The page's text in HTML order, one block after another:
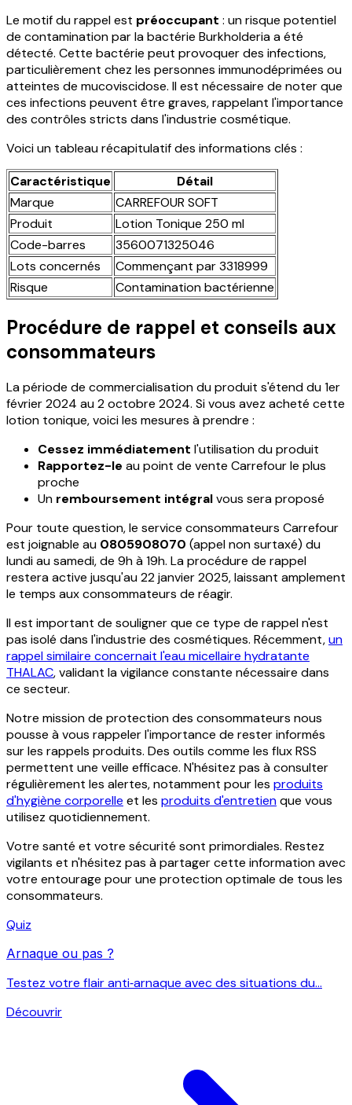
Le motif du rappel est préoccupant : un risque potentiel
de contamination par la bactérie Burkholderia a été
détecté. Cette bactérie peut provoquer des infections,
particulièrement chez les personnes immunodéprimées ou
atteintes de mucoviscidose. Il est nécessaire de noter que
ces infections peuvent être graves, rappelant l'importance
des contrôles stricts dans l'industrie cosmétique.
Voici un tableau récapitulatif des informations clés :
Caractéristique
Détail
Marque
CARREFOUR SOFT
Produit
Lotion Tonique 250 ml
Code-barres
3560071325046
Lots concernés
Commençant par 3318999
Risque
Contamination bactérienne
Procédure de rappel et conseils aux
consommateurs
La période de commercialisation du produit s'étend du 1er
février 2024 au 2 octobre 2024. Si vous avez acheté cette
lotion tonique, voici les mesures à prendre :
Cessez immédiatement l'utilisation du produit
Rapportez-le au point de vente Carrefour le plus
proche
Un remboursement intégralvous sera proposé
Pour toute question, le service consommateurs Carrefour
est joignable au 0805908070 (appel non surtaxé) du
lundi au samedi, de 9h à 19h. La procédure de rappel
restera active jusqu'au 22 janvier 2025, laissant amplement
le temps aux consommateurs de réagir.
Il est important de souligner que ce type de rappel n'est
pas isolé dans l'industrie des cosmétiques. Récemment,un
rappel similaire concernait l'eau micellaire hydratante
THALAC, validant la vigilance constante nécessaire dans
ce secteur.
Notre mission de protection des consommateurs nous
pousse à vous rappeler l'importance de rester informés
sur les rappels produits. Des outils comme les flux RSS
permettent une veille efficace. N'hésitez pas à consulter
régulièrement les alertes, notamment pour les produits
d'hygiène corporelle et les produits d'entretienque vous
utilisez quotidiennement.
Votre santé et votre sécurité sont primordiales. Restez
vigilants et n'hésitez pas à partager cette information avec
votre entourage pour une protection optimale de tous les
consommateurs.
Quiz
Arnaque ou pas ?
Testez votre flair anti‑arnaque avec des situations du...
Découvrir